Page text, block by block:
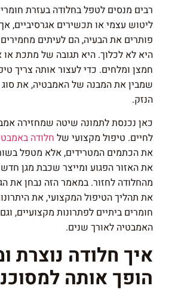
רבים מנסים לטפל בחלודה בעזרת חומרי
ליטוש עצמי או תכשירים אגרסיביים,
פותרים את הבעיה, הם לעיתים
היא לא לכלוך. היא תגובה של מתכת או
חמצן ומלחים. כדי לעצור אותה צריך
שמבין את המבנה של האמבטיה, את סוג
הנזק.
כאן נכנסת לתמונה שיטה שמחזירה
לחיים. טיפול מקצועי של חלודה
את הכתמים המטרידים, אלא מטפל
את האזור הפגוע ומייצר שכבת מגן
מהחלודה לחזור. במאמר הזה נבחן את
את תהליך הטיפול המקצועי, את
חומרים ביתיים לפתרונות מקצועיים,
האמבטיה לאורך שנים.
איך חלודה נוצרת
הופך אותה